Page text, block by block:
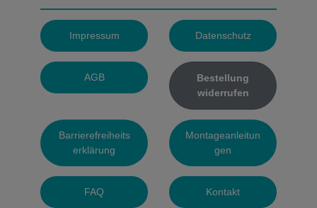
Impressum Datenschutz
AGB
Bestellung
widerrufen
Barrierefreiheits
erklärung
Montageanleitun
gen
FAQ Kontakt